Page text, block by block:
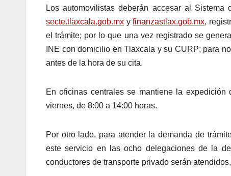
Los automovilistas deberán accesar al
secte.tlaxcala.gob.mx yfinanzastlax.gob.mx,
el trámite; por lo que una vez registrado se
INE con domicilio en Tlaxcala y su CURP; para
antes de la hora de su cita.
En oficinas centrales se mantiene la
viernes, de 8:00 a 14:00 horas.
Por otro lado, para atender la demanda de
este servicio en las ocho delegaciones de la
conductores de transporte privado serán